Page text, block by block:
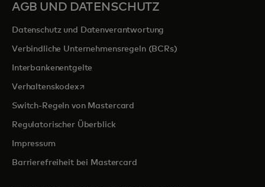
AGB UND DATENSCHUTZ
Datenschutz und Datenverantwortung
Verbindliche Unternehmensregeln (BCRs)
Interbankenentgelte
Verhaltenskodexwird in einer neuen Registerkarte geöffnet
Switch-Regeln von Mastercard
Regulatorischer Überblick
Impressum
Barrierefreiheit bei Mastercard